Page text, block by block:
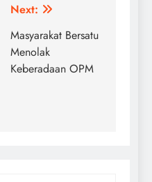
Next:
Masyarakat Bersatu
Menolak
Keberadaan OPM